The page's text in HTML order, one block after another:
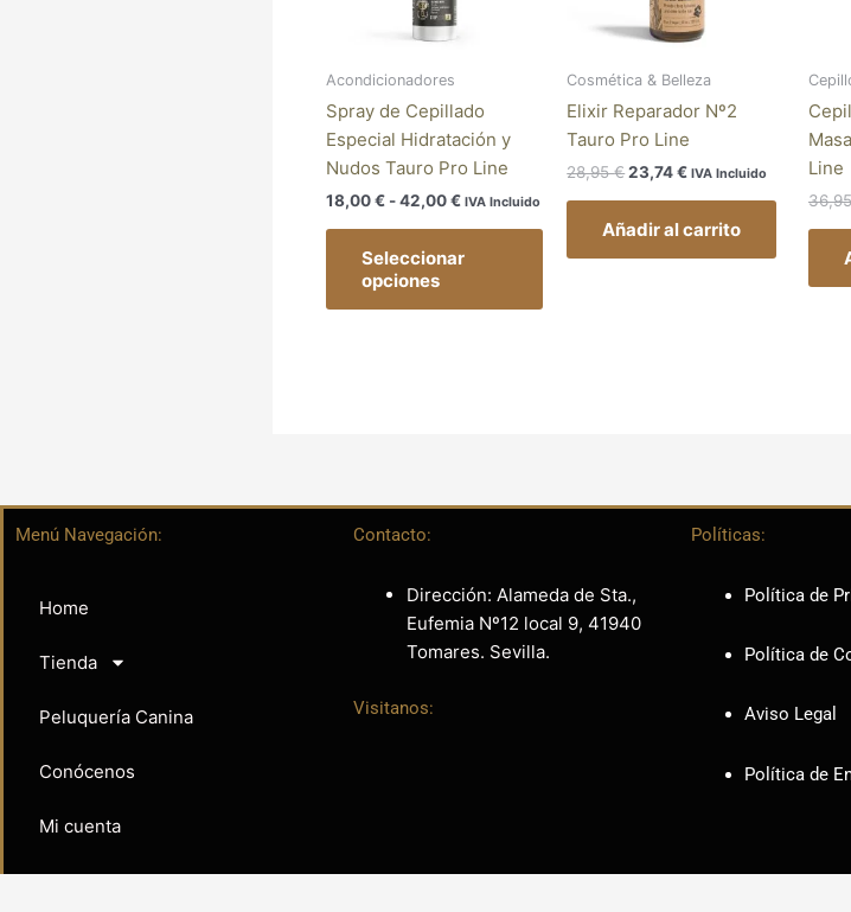
Acondicionadores
Spray de Cepillado
Especial Hidratación y
Nudos Tauro Pro Line
18,00€ - 42,00€ IVA Incluido
Seleccionar
opciones
opciones
pueden
elegir
Cosmética & Belleza
Elixir Reparador Nº2
Tauro Pro Line
28,95€ 23,74€ IVA Incluido
Añadir al carrito
Line
Menú Navegación:
Home
Tienda
Peluquería Canina
Conócenos
Mi cuenta
Contacto:
Dirección: Alameda de Sta.,
Eufemia Nº12 local 9, 41940
Tomares. Sevilla.
Visitanos:
Políticas:
Política de
Política de
Aviso Legal
Política de